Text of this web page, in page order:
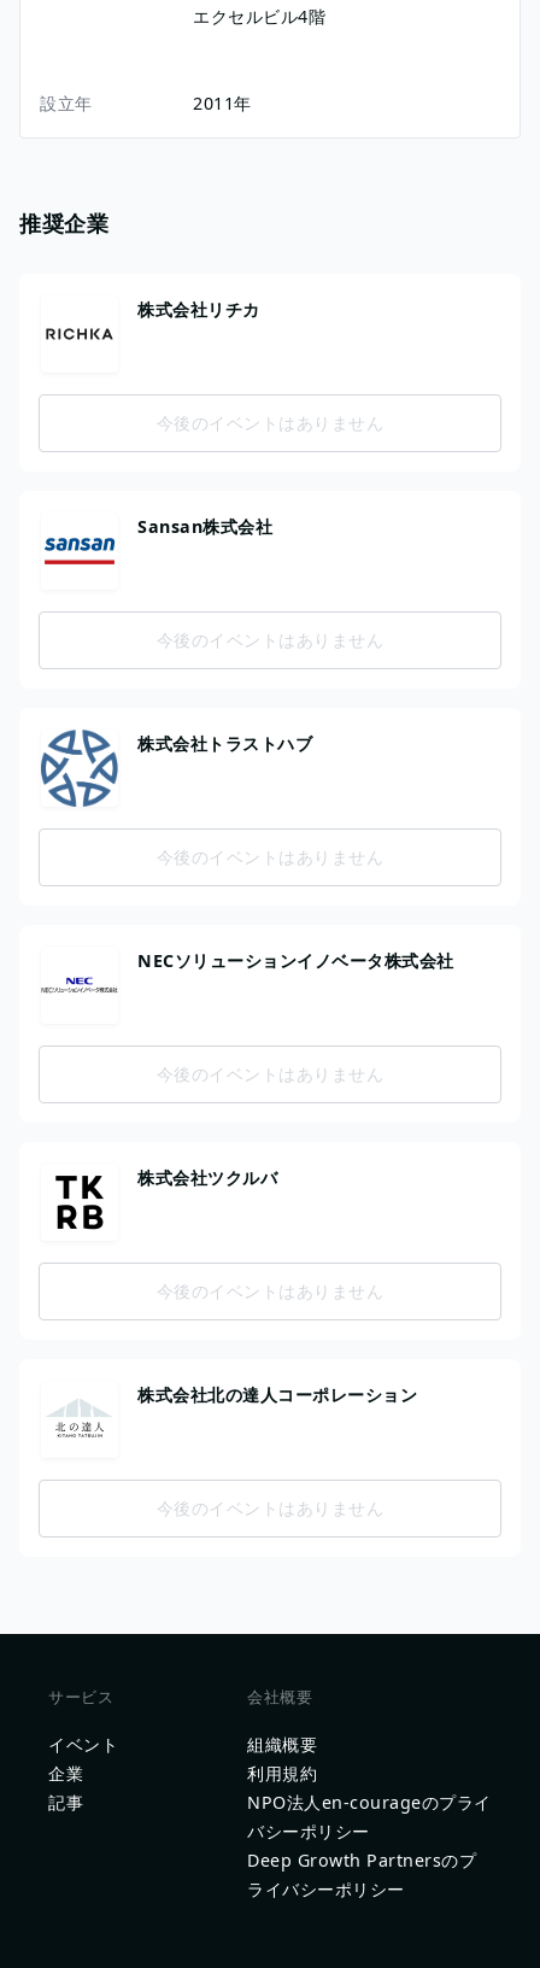
エクセルビル4階
設立年 2011年
推奨企業
株式会社リチカ
今後のイベントはありません
Sansan株式会社
今後のイベントはありません
株式会社トラストハブ
今後のイベントはありません
NECソリューションイノベータ株式会社
今後のイベントはありません
株式会社ツクルバ
今後のイベントはありません
株式会社北の達人コーポレーション
今後のイベントはありません
サービス
イベント
企業
記事
会社概要
組織概要
利用規約
NPO法人en-courageのプライ
バシーポリシー
Deep Growth Partnersのプ
ライバシーポリシー